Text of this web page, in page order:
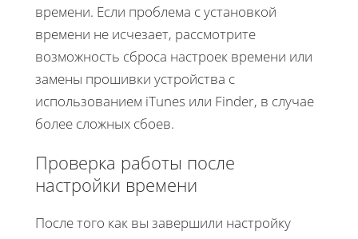
времени. Если проблема с установкой
времени не исчезает, рассмотрите
возможность сброса настроек времени или
замены прошивки устройства с
использованием iTunes или Finder, в случае
более сложных сбоев.
Проверка работы после
настройки времени
После того как вы завершили настройку